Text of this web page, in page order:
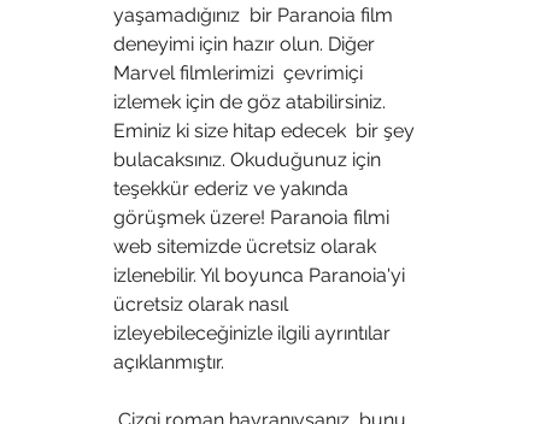
yaşamadığınız  bir Paranoia film
deneyimi için hazır olun. Diğer
Marvel filmlerimizi  çevrimiçi
izlemek için de göz atabilirsiniz.
Eminiz ki size hitap edecek  bir şey
bulacaksınız. Okuduğunuz için
teşekkür ederiz ve yakında
görüşmek üzere! Paranoia filmi
web sitemizde ücretsiz olarak
izlenebilir. Yıl boyunca Paranoia'yi
ücretsiz olarak nasıl
izleyebileceğinizle ilgili ayrıntılar
açıklanmıştır.